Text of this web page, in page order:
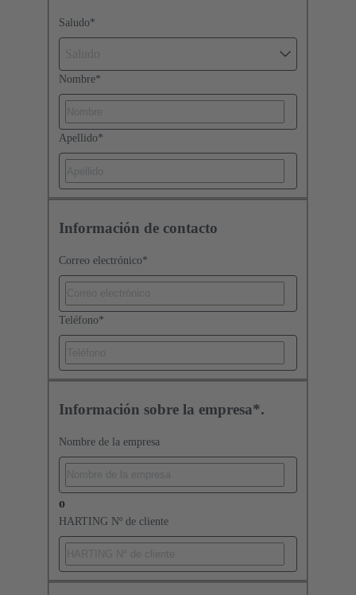
Saludo*
Nombre*
Apellido*
Información de contacto
Correo electrónico*
Teléfono*
Información sobre la empresa*.
Nombre de la empresa
o
HARTING Nº de cliente